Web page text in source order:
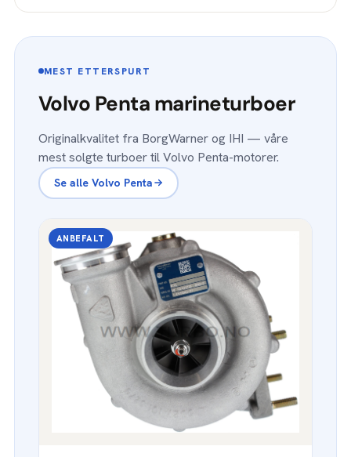
MEST ETTERSPURT
Volvo Penta marineturboer
Originalkvalitet fra BorgWarner og IHI — våre
mest solgte turboer til Volvo Penta-motorer.
Se alle Volvo Penta
ANBEFALT